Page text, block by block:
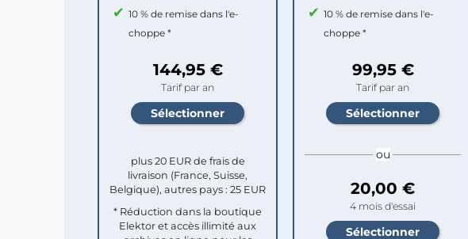
10 % de remise dans l'e-
choppe *
144,95 €
Tarif par an
plus 20 EUR de frais de
livraison (France, Suisse,
Belgique), autres pays : 25 EUR
* Réduction dans la boutique
Elektor et accès illimité aux
10 % de remise dans l'e-
choppe *
99,95 €
Tarif par an
ou
20,00 €
4 mois d'essai